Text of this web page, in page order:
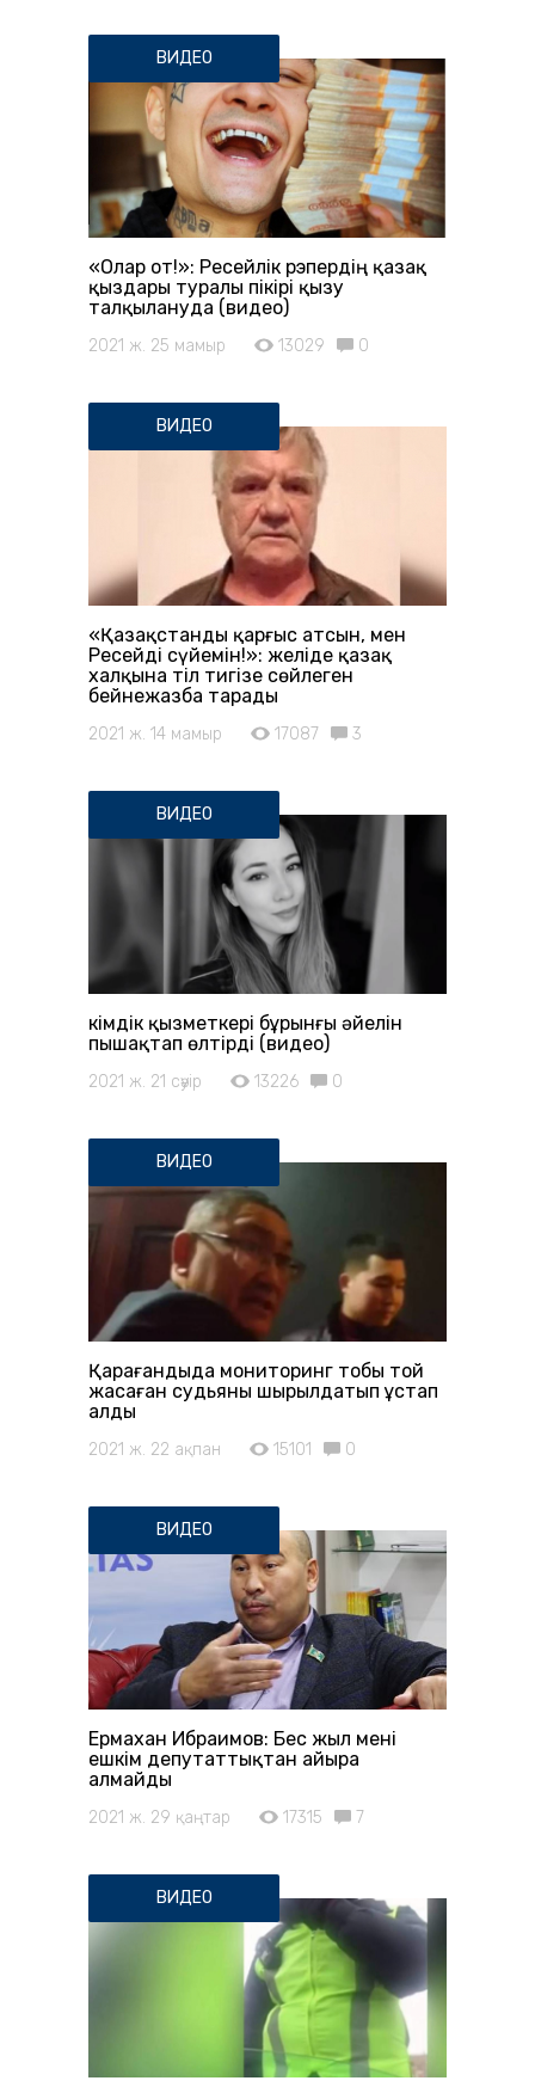
ВИДЕО
«Олар от!»: Ресейлік рэпердің қазақ
қыздары туралы пікірі қызу
талқылануда (видео)
2021 ж. 25 мамыр 13029 0
ВИДЕО
«Қазақстанды қарғыс атсын, мен
Ресейді сүйемін!»: желіде қазақ
халқына тіл тигізе сөйлеген
бейнежазба тарады
2021 ж. 14 мамыр 17087 3
ВИДЕО
Әкімдік қызметкері бұрынғы әйелін
пышақтап өлтірді (видео)
2021 ж. 21 сәуір 13226 0
ВИДЕО
Қарағандыда мониторинг тобы той
жасаған судьяны шырылдатып ұстап
алды
2021 ж. 22 ақпан 15101 0
ВИДЕО
Ермахан Ибраимов: Бес жыл мені
ешкім депутаттықтан айыра
алмайды
2021 ж. 29 қаңтар 17315 7
ВИДЕО